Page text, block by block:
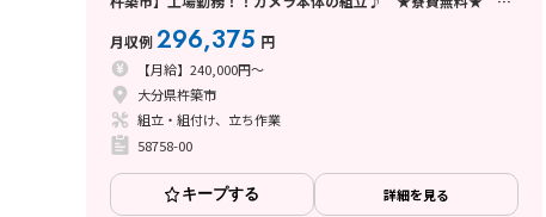
分県きつきしのお仕事
月収例296,375 円
【月給】240,000円～
大分県杵築市
組立・組付け、立ち作業
58758-00
キープする 詳細を見る